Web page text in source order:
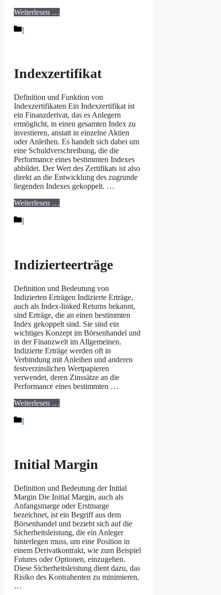
Weiterlesen …
Kategorien
I
Indexzertifikat
Definition und Funktion von
Indexzertifikaten Ein Indexzertifikat ist
ein Finanzderivat, das es Anlegern
ermöglicht, in einen gesamten Index zu
investieren, anstatt in einzelne Aktien
oder Anleihen. Es handelt sich dabei um
eine Schuldverschreibung, die die
Performance eines bestimmten Indexes
abbildet. Der Wert des Zertifikats ist also
direkt an die Entwicklung des zugrunde
liegenden Indexes gekoppelt. …
Weiterlesen …
Kategorien
I
Indizierteerträge
Definition und Bedeutung von
Indizierten Erträgen Indizierte Erträge,
auch als Index-linked Returns bekannt,
sind Erträge, die an einen bestimmten
Index gekoppelt sind. Sie sind ein
wichtiges Konzept im Börsenhandel und
in der Finanzwelt im Allgemeinen.
Indizierte Erträge werden oft in
Verbindung mit Anleihen und anderen
festverzinslichen Wertpapieren
verwendet, deren Zinssätze an die
Performance eines bestimmten …
Weiterlesen …
Kategorien
I
Initial Margin
Definition und Bedeutung der Initial
Margin Die Initial Margin, auch als
Anfangsmarge oder Erstmarge
bezeichnet, ist ein Begriff aus dem
Börsenhandel und bezieht sich auf die
Sicherheitsleistung, die ein Anleger
hinterlegen muss, um eine Position in
einem Derivatkontrakt, wie zum Beispiel
Futures oder Optionen, einzugehen.
Diese Sicherheitsleistung dient dazu, das
Risiko des Kontrahenten zu minimieren,
…